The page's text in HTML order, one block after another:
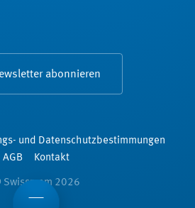
abonnieren
und Datenschutzbestimmungen
AGB
Kontakt
Swissmem 2026